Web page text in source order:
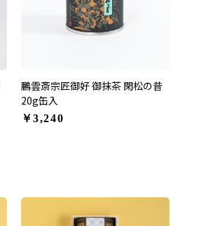
鵬雲斎宗匠御好 御抹茶 閑松の昔
20g缶入
￥3,240